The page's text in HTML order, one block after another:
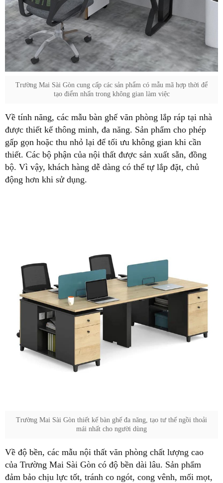
Trường Mai Sài Gòn cung cấp các sản phẩm có mẫu mã hợp thời để
tạo điểm nhấn trong không gian làm việc
Về tính năng, các mẫu bàn ghế văn phòng lắp ráp tại nhà
được thiết kế thông minh, đa năng. Sản phẩm cho phép
gấp gọn hoặc thu nhỏ lại để tối ưu không gian khi cần
thiết. Các bộ phận của nội thất được sản xuất sẵn, đồng
bộ. Vì vậy, khách hàng dễ dàng có thể tự lắp đặt, chủ
động hơn khi sử dụng.
Trường Mai Sài Gòn thiết kế bàn ghế đa năng, tạo tư thế ngồi thoải
mái nhất cho người dùng
Về độ bền, các mẫu nội thất văn phòng chất lượng cao
của Trường Mai Sài Gòn có độ bền dài lâu. Sản phẩm
đảm bảo chịu lực tốt, tránh co ngót, cong vênh, mối mọt,